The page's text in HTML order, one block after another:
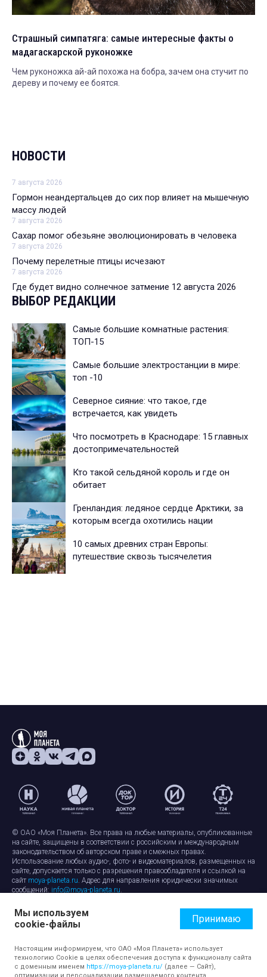
Страшный симпатяга: самые интересные факты о
мадагаскарской руконожке
Чем руконожка ай-ай похожа на бобра, зачем она стучит по
дереву и почему ее боятся.
НОВОСТИ
7 августа 2026
Гормон неандертальцев до сих пор влияет на мышечную
массу людей
7 августа 2026
Сахар помог обезьяне эволюционировать в человека
7 августа 2026
Почему перелетные птицы исчезают
7 августа 2026
Где будет видно солнечное затмение 12 августа 2026
ВЫБОР РЕДАКЦИИ
Самые большие комнатные растения:
ТОП-15
Самые большие электростанции в мире:
топ -10
Северное сияние: что такое, где
встречается, как увидеть
Что посмотреть в Краснодаре: 15 главных
достопримечательностей
Кто такой сельдяной король и где он
обитает
Гренландия: ледяное сердце Арктики, за
которым всегда охотились нации
10 самых древних стран Европы:
путешествие сквозь тысячелетия
© ОАО «Моя Планета». Все права на любые материалы, опубликованные
на сайте, защищены в соответствии с российским и международным
законодательством об авторском праве и смежных правах.
Использование любых аудио-, фото- и видеоматериалов, размещенных на
сайте, допускается только с разрешения правообладателя и ссылкой на
сайт moya-planeta.ru. Адрес для направления юридически значимых
сообщений: info@moya-planeta.ru.
Правила сайтаРабота с cookie-файлами
Защита персональных данных
Обработка персональных данных
Мы используем
cookie-файлы
Принимаю
Настоящим информируем, что ОАО «Моя Планета» использует
технологию Cookie в целях обеспечения доступа к функционалу сайта
с доменным именем https://moya-planeta.ru/ (далее — Сайт),